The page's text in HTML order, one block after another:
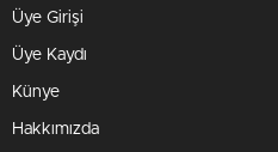
Üye Girişi
Üye Kaydı
Künye
Hakkımızda